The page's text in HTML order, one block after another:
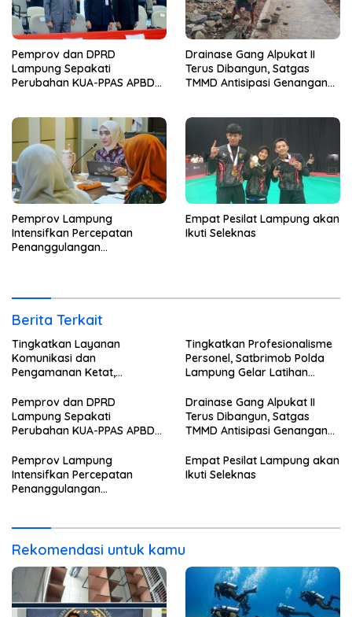
Pemprov dan DPRD
Lampung Sepakati
Perubahan KUA-PPAS APBD
Drainase Gang Alpukat II
Terus Dibangun, Satgas
TMMD Antisipasi Genangan
Pemprov Lampung
Intensifkan Percepatan
Penanggulangan
Empat Pesilat Lampung akan
Ikuti Seleknas
Berita Terkait
Tingkatkan Layanan
Komunikasi dan
Pengamanan Ketat,
Kelas 1 Bandar Lampung
Tambah Wartelsuspas Serta
Pasang Kamera Pengawas
Tingkatkan Profesionalisme
Personel, Satbrimob Polda
Lampung Gelar Latihan
Selam SAR Air
Pemprov dan DPRD
Lampung Sepakati
Perubahan KUA-PPAS APBD
Drainase Gang Alpukat II
Terus Dibangun, Satgas
TMMD Antisipasi Genangan
Pemprov Lampung
Intensifkan Percepatan
Penanggulangan
Empat Pesilat Lampung akan
Ikuti Seleknas
Rekomendasi untuk kamu